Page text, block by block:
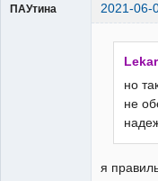
ПАУтина 2021-06-
но
не
я